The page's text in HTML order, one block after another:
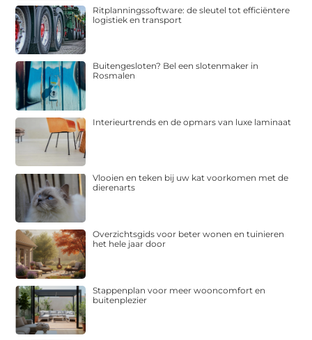
Ritplanningssoftware: de sleutel tot efficiëntere
logistiek en transport
Buitengesloten? Bel een slotenmaker in
Rosmalen
Interieurtrends en de opmars van luxe laminaat
Vlooien en teken bij uw kat voorkomen met de
dierenarts
Overzichtsgids voor beter wonen en tuinieren
het hele jaar door
Stappenplan voor meer wooncomfort en
buitenplezier